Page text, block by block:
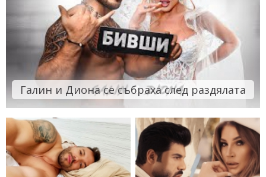
Галин и Диона се събраха след раздялата